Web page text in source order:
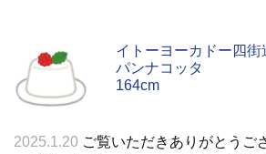
イトーヨーカドー四街
パンナコッタ
164cm
2025.1.20 ご覧いただきありがとうご